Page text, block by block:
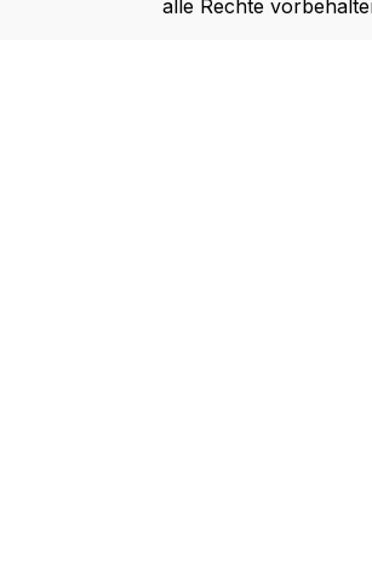
alle Rechte